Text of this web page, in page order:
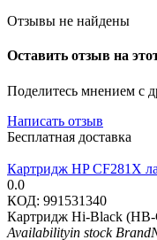
Отзывы не найдены
Оставить отзыв на
Поделитесь мнением с
Написать отзыв
Бесплатная доставка
Картридж HP CF281X
0.0
КОД: 991531340
Картридж Hi-Black (HB-
Availabilityin stock Brand